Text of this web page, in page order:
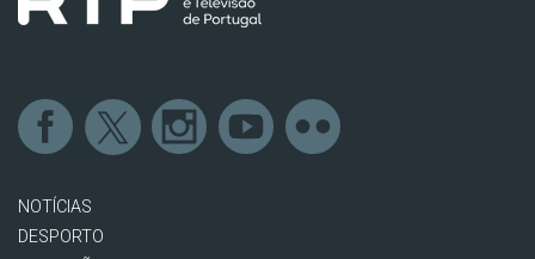
NOTÍCIAS
DESPORTO